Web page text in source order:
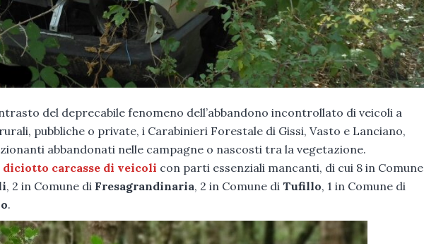
del deprecabile fenomeno dell’abbandono incontrollato di veicoli a
pubbliche o private, i Carabinieri Forestale di Gissi, Vasto e Lanciano,
abbandonati nelle campagne o nascosti tra la vegetazione.
diciotto carcasse di veicoli con parti essenziali mancanti, di cui 8 in Comune
, 2 in Comune di Fresagrandinaria, 2 in Comune di Tufillo, 1 in Comune di
.